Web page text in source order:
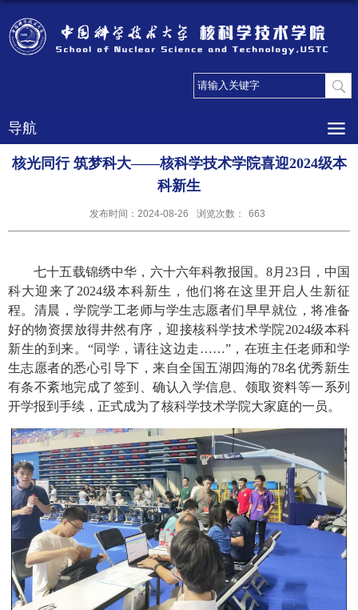
导航
核光同行 筑梦科大——核科学技术学院喜迎2024级本
科新生
发布时间：2024-08-26 浏览次数： 663
七十五载锦绣中华，六十六年科教报国。8月 23 日，中国
科大迎来了 2024级本科新生，他们将在这里开启人生新征
程。清晨，学院学工老师与学生志愿者们早早就位，将准备
好的物资摆放得井然有序，迎接核科学技术学院2024级本科
新生的到来。“同学，请往这边走……”，在班主任老师和学
生志愿者的悉心引导下，来自全国五湖四海的78名优秀新生
有条不紊地完成了签到、确认入学信息、领取资料等一系列
开学报到手续，正式成为了核科学技术学院大家庭的一员。